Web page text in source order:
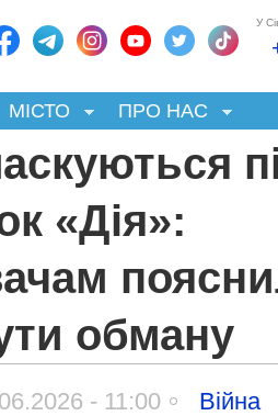
У
МІСТО ПРО НАС
«Дія»:
обману
- 11:00
Війна